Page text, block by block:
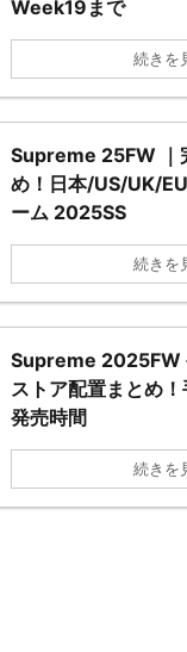
Week19まで
続きを
Supreme 25FW ｜
め！日本/US/UK/
ーム 2025SS
続きを
Supreme 2025FW
ストア配置まとめ
発売時間
続きを